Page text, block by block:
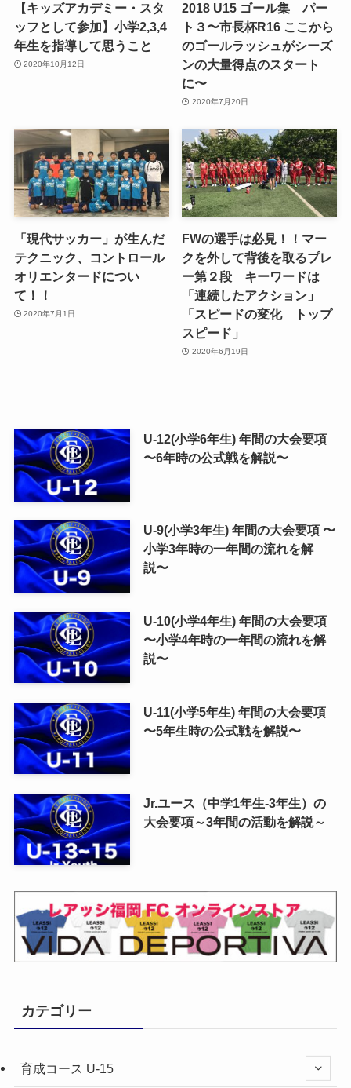
【キッズアカデミー・スタ
ッフとして参加】小学2,3,4
年生を指導して思うこと
2020年10月12日
2018 U15 ゴール集 パー
ト３〜市長杯R16 ここから
のゴールラッシュがシーズ
ンの大量得点のスタート
に〜
2020年7月20日
「現代サッカー」が生んだ
テクニック、コントロール
オリエンタードについ
て！！
2020年7月1日
FWの選手は必見！！マー
クを外して背後を取るプレ
ー第２段 キーワードは
「連続したアクション」
「スピードの変化 トップ
スピード」
2020年6月19日
U-12(小学6年生) 年間の大会要項
〜6年時の公式戦を解説〜
U-9(小学3年生) 年間の大会要項 〜
小学3年時の一年間の流れを解
説〜
U-10(小学4年生) 年間の大会要項
〜小学4年時の一年間の流れを解
説〜
U-11(小学5年生) 年間の大会要項
〜5年生時の公式戦を解説〜
Jr.ユース（中学1年生-3年生）の
大会要項～3年間の活動を解説～
カテゴリー
育成コース U-15